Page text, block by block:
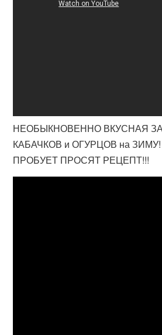
НЕОБЫКНОВЕННО ВКУСНАЯ
КАБАЧКОВ и ОГУРЦОВ на
ПРОБУЕТ ПРОСЯТ РЕЦЕПТ!!!